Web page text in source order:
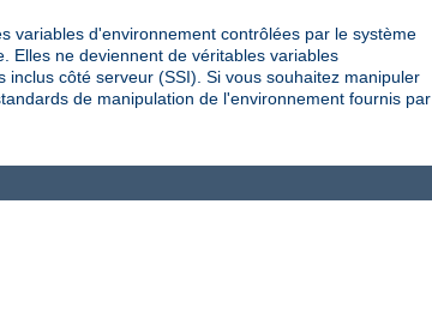
variables d'environnement contrôlées par le système
Elles ne deviennent de véritables variables
côté serveur (SSI). Si vous souhaitez manipuler
de manipulation de l'environnement fournis par